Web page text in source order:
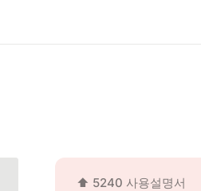
⬆️ 5240 사용설명서